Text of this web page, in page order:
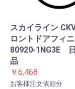
スカイライン
ロントドアフィ
80920-1NG3E
品
￥6,468
お客様注文依頼分